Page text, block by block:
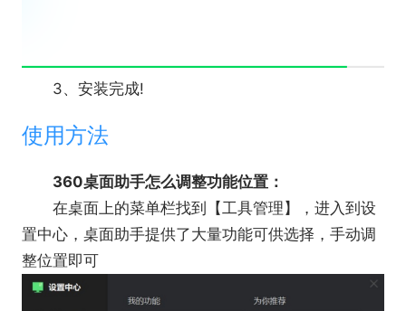
3、安装完成!
使用方法
360桌面助手怎么调整功能位置：
在桌面上的菜单栏找到【工具管理】，进入到设
置中心，桌面助手提供了大量功能可供选择，手动调
整位置即可